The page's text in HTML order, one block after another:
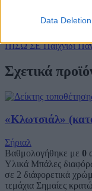
Data Deletion
ΠΙΣΩ ΣΕ Παιχνίδι
Σχετικά
«Κλωτσιάλ»
Σήριαλ
Βαθμολογήθηκε με 0
Υλικά Μπάλες
σε 2 διάφορετικά
τεμάχια Σημαίες